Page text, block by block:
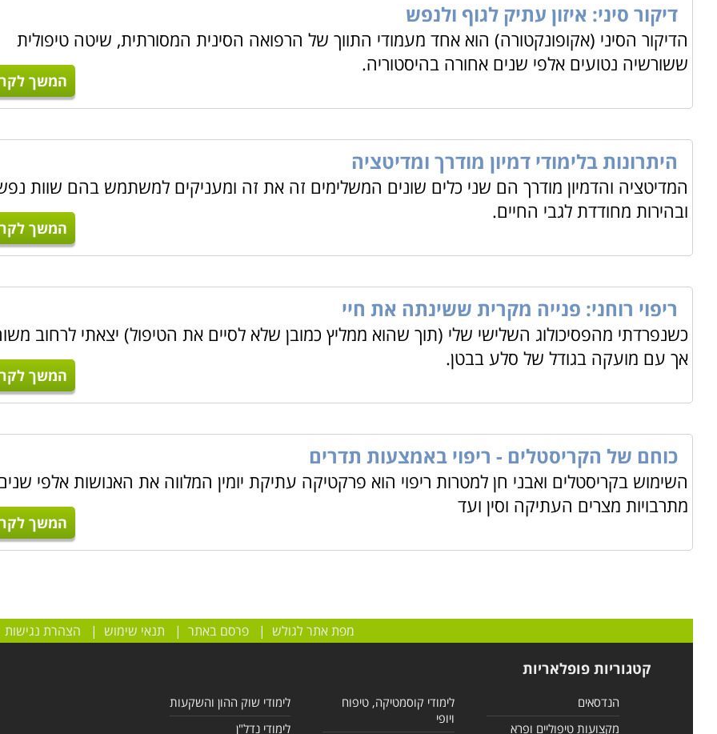
דיקור סיני: איזון עתיק לגוף ולנפש
הדיקור הסיני (אקופונקטורה) הוא אחד מעמודי התווך של הרפואה הסינית המסורתית, שיטה טיפולית
ששורשיה נטועים אלפי שנים אחורה בהיסטוריה.
המשך
היתרונות בלימודי דמיון מודרך ומדיטציה
המדיטציה והדמיון מודרך הם שני כלים שונים המשלימים זה את זה ומעניקים למשתמש בהם שוות
ובהירות מחודדת לגבי החיים.
המשך
ריפוי רוחני: פנייה מקרית ששינתה את חיי
כשנפרדתי מהפסיכולוג השלישי שלי (תוך שהוא ממליץ כמובן שלא לסיים את הטיפול) יצאתי לרחוב
אך עם מועקה בגודל של סלע בבטן.
המשך
כוחם של הקריסטלים - ריפוי באמצעות תדרים
השימוש בקריסטלים ואבני חן למטרות ריפוי הוא פרקטיקה עתיקת יומין המלווה את האנושות אלפי
מתרבויות מצרים העתיקה וסין ועד
המשך
מפת אתר לגולש |פרסם באתר | תנאי שימוש | הצהרת נגישות
קטגוריות פופלאריות
הנדסאים
מקצועות טיפוליים ופרא
לימודי קוסמטיקה, טיפוח
ויופי
לימודי שוק ההון והשקעות
לימודי נדל"ן